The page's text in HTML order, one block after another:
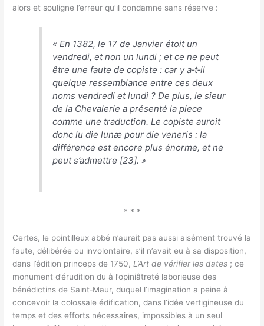
alors et souligne l’erreur qu’il condamne sans réserve :
«En 1382, le 17 de Janvier étoit un
vendredi, et non un lundi ; et ce ne peut
être une faute de copiste : car y a‑t‑il
quelque ressemblance entre ces deux
noms vendredi et lundi ? De plus, le sieur
de la Chevalerie a présenté la piece
comme une traduction. Le copiste auroit
donc lu die lunæ pour die veneris : la
différence est encore plus énorme, et ne
peut s’admettre [23]. »
* * *
Certes, le pointilleux abbé n’aurait pas aussi aisément trouvé la
faute, délibérée ou involontaire, s’il n’avait eu à sa disposition,
dans l’édition princeps de 1750, L’Art de vérifier les dates ; ce
monument d’érudition du à l’opiniâtreté laborieuse des
bénédictins de Saint‑Maur, duquel l’imagination a peine à
concevoir la colossale édification, dans l’idée vertigineuse du
temps et des efforts nécessaires, impossibles à un seul